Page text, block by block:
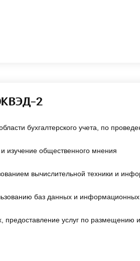
2
бухгалтерского учета, по
изучение общественного мнения
вычислительной техники и
баз данных и информационных
предоставление услуг по размещению